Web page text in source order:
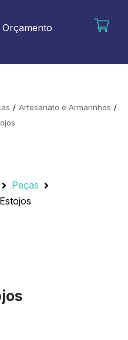
Orçamento
/ Artesanato e Armarinhos /
Peças
Estojos